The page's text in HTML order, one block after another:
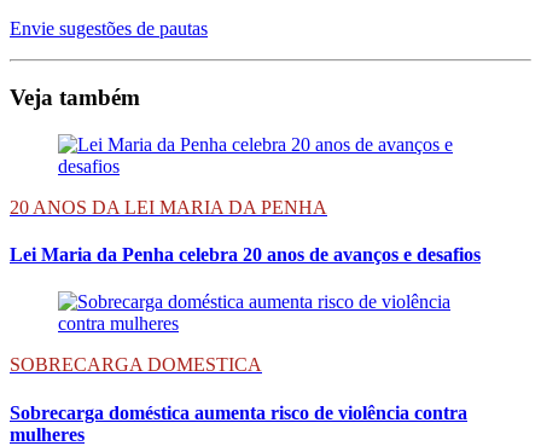
Envie sugestões de pautas
Veja também
20 ANOS DA LEI MARIA DA PENHA
Lei Maria da Penha celebra 20 anos de avanços e desafios
SOBRECARGA DOMESTICA
Sobrecarga doméstica aumenta risco de violência contra
mulheres